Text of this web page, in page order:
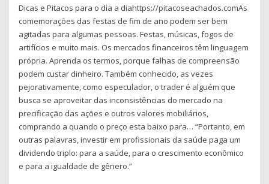
Dicas e Pitacos para o dia a diahttps://pitacoseachados.comAs
comemorações das festas de fim de ano podem ser bem
agitadas para algumas pessoas. Festas, músicas, fogos de
artifícios e muito mais. Os mercados financeiros têm linguagem
própria. Aprenda os termos, porque falhas de compreensão
podem custar dinheiro. Também conhecido, as vezes
pejorativamente, como especulador, o trader é alguém que
busca se aproveitar das inconsistências do mercado na
precificação das ações e outros valores mobiliários,
comprando a quando o preço esta baixo para… “Portanto, em
outras palavras, investir em profissionais da saúde paga um
dividendo triplo: para a saúde, para o crescimento econômico
e para a igualdade de gênero.”